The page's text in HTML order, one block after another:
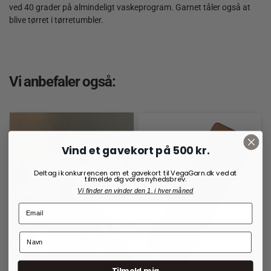
ved 40 grader på almindeligt vaskeprogram. Garnet tåler også at
blive tørret i tørretumbler.
Vi anbefaler også:
Vind et gavekort på 500 kr.
Deltag i konkurrencen om et gavekort til VegaGarn.dk ved at
tilmelde dig vores nyhedsbrev.
Vi finder en vinder den 1. i hver måned